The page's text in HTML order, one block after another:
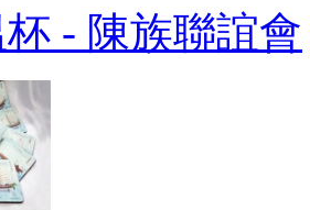
- 陳族聯誼會